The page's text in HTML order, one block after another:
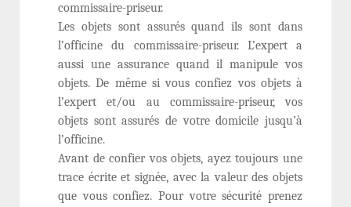
commissaire-priseur.
Les objets sont assurés quand ils sont dans
l’officine du commissaire-priseur. L’expert a
aussi une assurance quand il manipule vos
objets. De même si vous confiez vos objets à
l’expert et/ou au commissaire-priseur, vos
objets sont assurés de votre domicile jusqu’à
l’officine.
Avant de confier vos objets, ayez toujours une
trace écrite et signée, avec la valeur des objets
que vous confiez. Pour votre sécurité prenez